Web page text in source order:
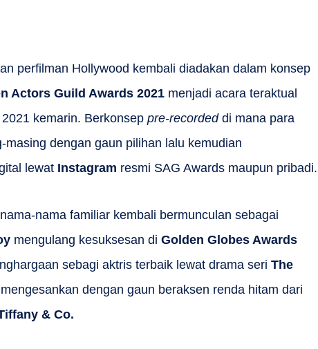
perfilman Hollywood kembali diadakan dalam konsep
Actors Guild Awards 2021 menjadi acara teraktual
kemarin. Berkonsep pre-recordeddi mana para
dengan gaun pilihan lalu kemudian
lewat Instagram resmi SAG Awards maupun
nama familiar kembali bermunculan sebagai
mengulang kesuksesan di Golden Globes Awards
sebagi aktris terbaik lewat drama seri The
dengan gaun beraksen renda hitam dari
& Co.